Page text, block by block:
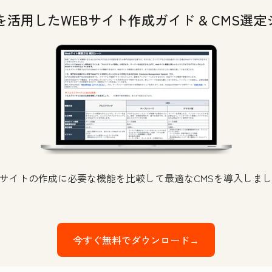
活用したWEBサイト作成ガイド & CMS選定
イトの作成に必要な機能を比較して最適なCMSを導入しま
今すぐ無料でダウンロード→